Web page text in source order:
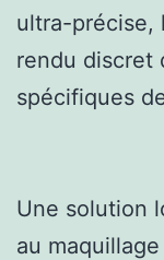
ultra-précise,
rendu discret
spécifiques
Une solution
au